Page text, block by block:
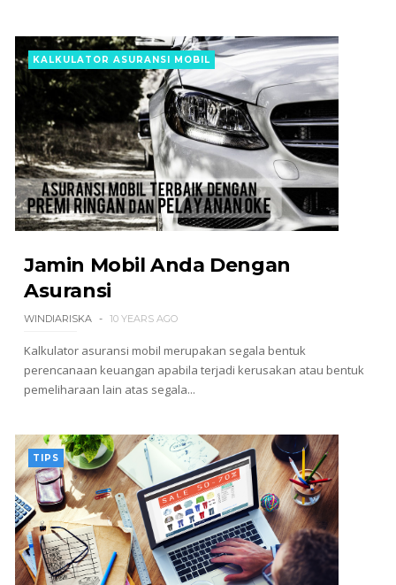
KALKULATOR ASURANSI MOBIL
Jamin Mobil Anda Dengan
Asuransi
WINDIARISKA 10 YEARS AGO
Kalkulator asuransi mobil merupakan segala bentuk
perencanaan keuangan apabila terjadi kerusakan atau bentuk
pemeliharaan lain atas segala...
TIPS